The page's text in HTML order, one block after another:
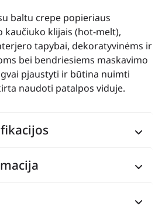
baltu crepe popieriaus
klijais (hot-melt),
tapybai, dekoratyvinėms ir
bei bendriesiems maskavimo
pjaustyti ir būtina nuimti
naudoti patalpos viduje.